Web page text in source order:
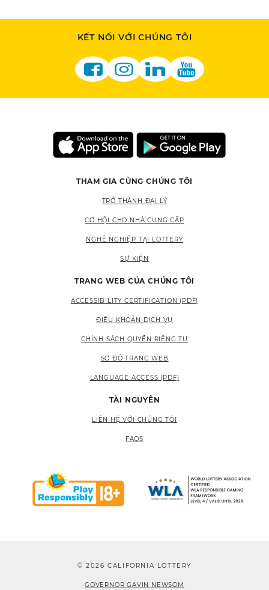
KẾT NỐI VỚI CHÚNG TÔI
THAM GIA CÙNG CHÚNG TÔI
TRỞ THÀNH ĐẠI LÝ
CƠ HỘI CHO NHÀ CUNG CẤP
NGHỀ NGHIỆP TẠI LOTTERY
SỰ KIỆN
TRANG WEB CỦA CHÚNG TÔI
ACCESSIBILITY CERTIFICATION (PDF)
ĐIỀU KHOẢN DỊCH VỤ
CHÍNH SÁCH QUYỀN RIÊNG TƯ
SƠ ĐỒ TRANG WEB
LANGUAGE ACCESS (PDF)
TÀI NGUYÊN
LIÊN HỆ VỚI CHÚNG TÔI
FAQS
© 2026 CALIFORNIA LOTTERY
GOVERNOR GAVIN NEWSOM